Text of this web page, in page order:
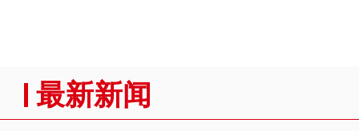
最新新闻